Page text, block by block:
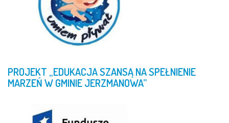
PROJEKT „EDUKACJASZANSĄNASPEŁNIENIE
MARZEŃWGMINIEJERZMANOWA”